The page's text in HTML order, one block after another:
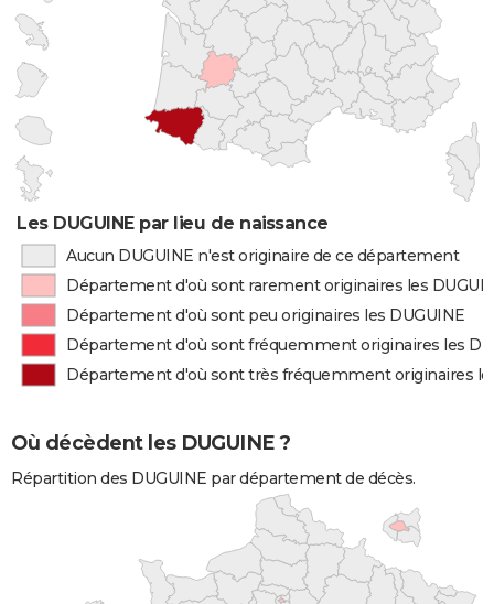
Les DUGUINE par lieu de naissance
Aucun DUGUINE n'est originaire de ce département
Département d'où sont rarement originaires les
Département d'où sont peu originaires les DUGUINE
Département d'où sont fréquemment originaires les
Département d'où sont très fréquemment originaires
Où décèdent les DUGUINE ?
Répartition des DUGUINE par département de décès.